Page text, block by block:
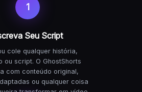
1
Seu Script
cole qualquer história,
ou script. O GhostShorts
com conteúdo original,
ou qualquer coisa